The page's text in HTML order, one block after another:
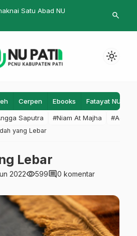
Satu Abad NU
PAC IPNU
Pelajar Hebat
search
light_mode
Cerpen Ebooks Fatayat NU
Saputra #Niam At Majha #Admin
yang Lebar
Lebar
2022visibility599comment0 komentar